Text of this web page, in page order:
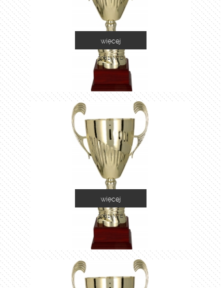
3081-N/D
więcej
3081-N/E
więcej